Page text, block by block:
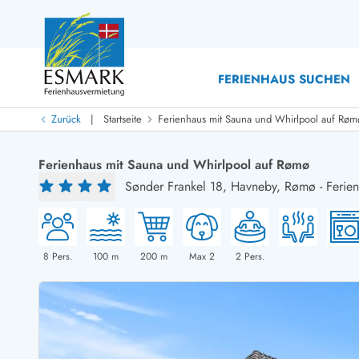
FERIENHAUS SUCHEN
Last Minute
Last Minute
Neu bei uns!
Neue Ferienhäuser bei ESMARK Ferienhäuser mit Pool
Neurenovierte Ferienhäuser
Ferienhäuser mit Endreinigung inklusive
Ferienhäuser dicht am Strand
Ferienhäuser neu gebaut
Ferienhäuser mit Sauna
Ferienhäuser Nicht-Raucher
Ferienhäuser mit Aussicht
Zurück | Startseite Ferienhaus mit Sauna und Whirlpool auf
Ferienhaus mit Sauna und Whirlpool auf Rømø
Sønder Frankel 18, Havneby, Rømø -
8 Pers. 100 m 200 m Max 2 2Pers.